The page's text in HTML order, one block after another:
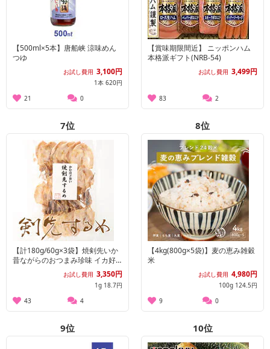
【500ml×5本】唐船峡 涼味めん
つゆ
お試し費用 3,100円
1本 620円
21
0
【賞味期限間近】 ニッポンハム
本格派ギフト(NRB-54)
お試し費用 3,499円
83 2
7位
【計180g/60g×3袋】焼剣先いか
昔ながらのおつまみ珍味 イカ好
きにはたまらない一品♪
お試し費用 3,350円
1g 18.7円
43
4
8位
【4kg(800g×5袋)】麦の恵み雑穀
米
お試し費用 4,980円
100g 124.5円
9
0
9位 10位